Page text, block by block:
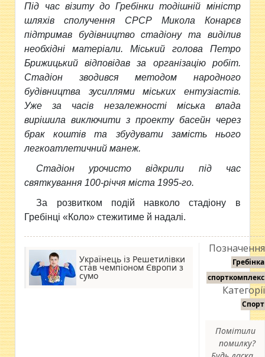
Під час візиту до Гребінки тодішній міністр
шляхів сполучення СРСР Микола Конарєв
підтримав будівництво стадіону та виділив
необхідні матеріали. Міський голова Петро
Брижицький відповідав за організацію робіт.
Стадіон зводився методом народного
будівництва зусиллями міських ентузіастів.
Уже за часів незалежності міська влада
вирішила виключити з проекту басейн через
брак коштів та збудувати замість нього
легкоатлетичний манеж.
Стадіон урочисто відкрили під час
святкування 100-річчя міста 1995-го.
За розвитком подій навколо стадіону в
Гребінці «Коло» стежитиме й надалі.
Українець із Решетилівки
став чемпіоном Європи з
сумо
Гребінка
спорткомплекс
Спорт
Помітили
помилку?